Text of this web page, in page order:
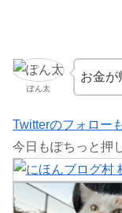
ぽん太
お金が
Twitterのフォロー
今日もぽちっと押